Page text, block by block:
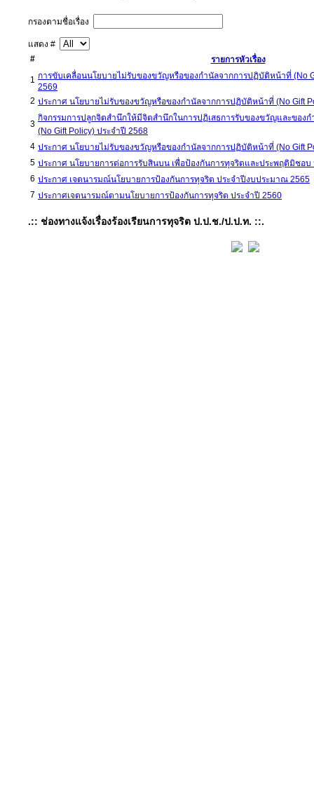
กรองตามชื่อเรื่อง
แสดง #
#
รายการหัวเรื่อง
1 การขับเคลื่อนนโยบายไม่รับของขวัญหรือของกำนัลจากการปฏิบัติหน้าที่ (No
2569
2 ประกาศ นโยบายไม่รับของขวัญหรือของกำนัลจากการปฏิบัติหน้าที่ (No Gift
3
กิจกรรมการปลูกจิตสำนึกให้มีจิตสำนึกในการปฏิเสธการรับของขวัญและขอ
(No Gift Policy) ประจำปี 2568
4 ประกาศ นโยบายไม่รับของขวัญหรือของกำนัลจากการปฏิบัติหน้าที่ (No Gift
5 ประกาศ นโยบายการต่อการรับสินบน เพื่อป้องกันการทุจริตและประพฤติมิชอ
6 ประกาศ เจตนารมณ์นโยบายการป้องกันการทุจริต ประจำปีงบประมาณ 2565
7 ประกาศเจตนารมณ์ตามนโยบายการป้องกันการทุจริต ประจำปี 2560
.:: ช่องทางแจ้งเรื่องร้องเรียนการทุจริต ป.ป.ช./ป.ป.ท. ::.